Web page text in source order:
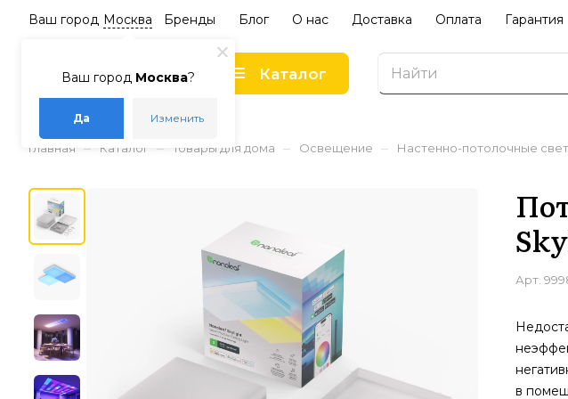
Ваш город Москва?
Да Изменить
Ваш город Москва Бренды Блог О нас Доставка Оплата Гарантия
Каталог
Главная – Каталог – Товары для дома – Освещение – Настенно-потолочные
Арт.
в